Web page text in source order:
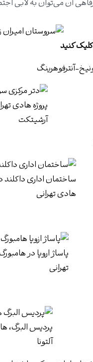
دارد. از امکانات رفاهی آن
کنید
آنترفوهرینگ
پروژه هادی
آرشیتکت
ساختمان اداری داکلند
هادی تهرانی
پاساژ اروپا در
تهرانی
پردیس البرگ،
آلتونا